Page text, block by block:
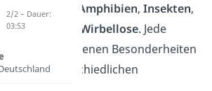
Reptilien Amphibien, Insekten,
Wirbellose. Jede
hat ihre eigenen Besonderheiten
lebt in unterschiedlichen
2/2 – Dauer:
03:53